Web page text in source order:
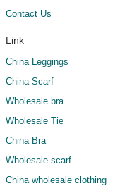
Contact Us
Link
China Leggings
China Scarf
Wholesale bra
Wholesale Tie
China Bra
Wholesale scarf
China wholesale clothing